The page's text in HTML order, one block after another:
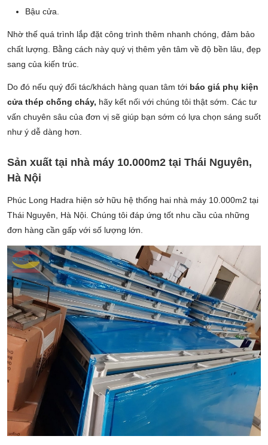
Bậu cửa.
Nhờ thế quá trình lắp đặt công trình thêm nhanh chóng, đảm bảo
chất lượng. Bằng cách này quý vị thêm yên tâm về độ bền lâu, đẹp
sang của kiến trúc.
Do đó nếu quý đối tác/khách hàng quan tâm tới báo giá phụ kiện
cửa thép chống cháy, hãy kết nối với chúng tôi thật sớm. Các tư
vấn chuyên sâu của đơn vị sẽ giúp bạn sớm có lựa chọn sáng suốt
như ý dễ dàng hơn.
Sản xuất tại nhà máy 10.000m2 tại Thái Nguyên,
Hà Nội
Phúc Long Hadra hiện sở hữu hệ thống hai nhà máy 10.000m2 tại
Thái Nguyên, Hà Nội. Chúng tôi đáp ứng tốt nhu cầu của những
đơn hàng cần gấp với số lượng lớn.